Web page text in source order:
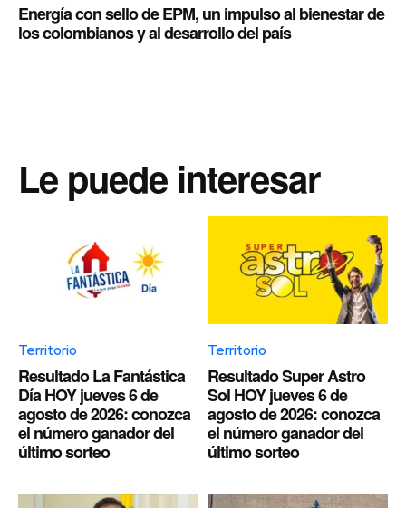
Energía con sello de EPM, un impulso al bienestar de
los colombianos y al desarrollo del país
Le puede interesar
Territorio
Resultado La Fantástica
Día HOY jueves 6 de
agosto de 2026: conozca
el número ganador del
último sorteo
Territorio
Resultado Super Astro
Sol HOY jueves 6 de
agosto de 2026: conozca
el número ganador del
último sorteo